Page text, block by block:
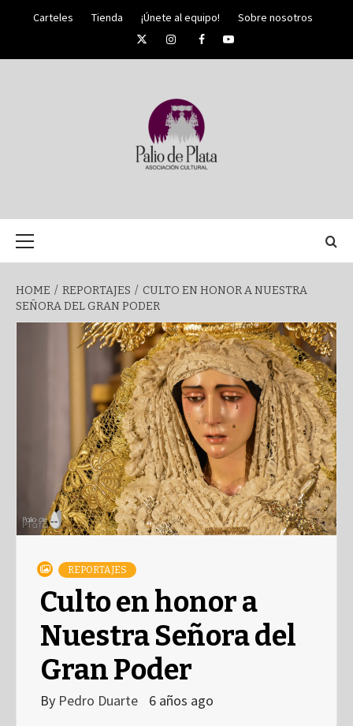
Carteles Tienda ¡Únete al equipo!
Sobre nosotros
TwitterInstagramFacebookYouTube
SEMANA
SANTA DE
MÁLAGA
HOME REPORTAJES
CULTO EN HONOR A NUESTRA
SEÑORA DEL GRAN PODER
REPORTAJES
Culto en honor a
Nuestra Señora del
Gran Poder
By Pedro Duarte 6 años ago